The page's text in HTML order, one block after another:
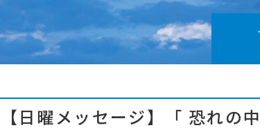
【日曜メッセージ】「 恐れの